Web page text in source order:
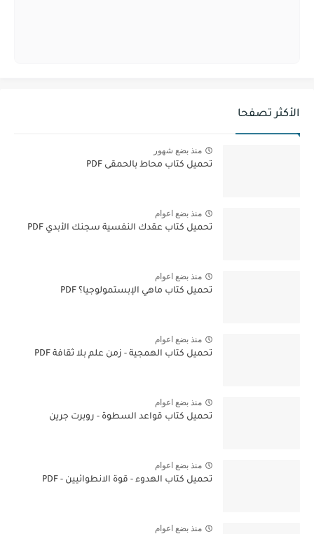
الأكثر تصفحا
منذ بضع شهور
تحميل كتاب محاط بالحمقى PDF
منذ بضع اعوام
تحميل كتاب عقدك النفسية سجنك الأبدي PDF
منذ بضع اعوام
تحميل كتاب ماهي الإبستمولوجيا؟ PDF
منذ بضع اعوام
تحميل كتاب الهمجية - زمن علم بلا ثقافة PDF
منذ بضع اعوام
تحميل كتاب قواعد السطوة - روبرت جرين
منذ بضع اعوام
تحميل كتاب الهدوء - قوة الانطوائيين - PDF
منذ بضع اعوام